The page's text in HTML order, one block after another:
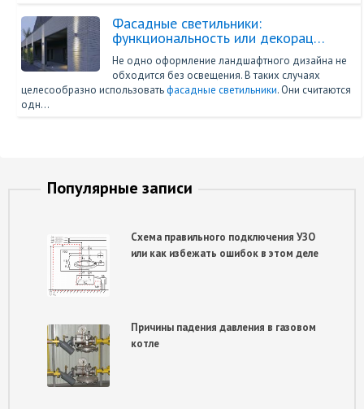
Фасадные светильники:
функциональность или декорац…
Не одно оформление ландшафтного дизайна не
обходится без освещения. В таких случаях
целесообразно использоватьфасадные светильники. Они считаются
одн…
Популярные записи
Схема правильного подключения УЗО
или как избежать ошибок в этом деле
Причины падения давления в газовом
котле